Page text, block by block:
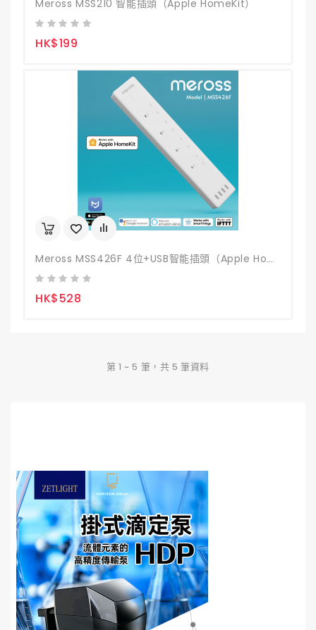
Meross MSS210 智能插頭（Apple HomeKit）
HK$199
Meross MSS426F 4位+USB智能插頭（Apple HomeKit）
HK$528
第 1 ~ 5 筆，共 5 筆資料